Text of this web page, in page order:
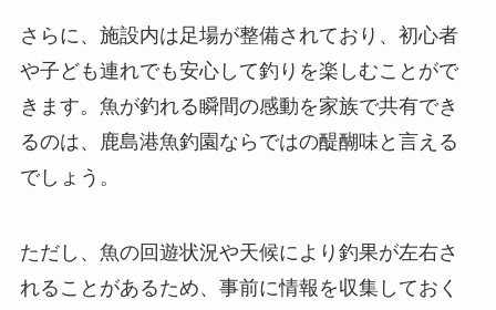
さらに、施設内は足場が整備されており、初心者
や子ども連れでも安心して釣りを楽しむことがで
きます。魚が釣れる瞬間の感動を家族で共有でき
るのは、鹿島港魚釣園ならではの醍醐味と言える
でしょう。
ただし、魚の回遊状況や天候により釣果が左右さ
れることがあるため、事前に情報を収集しておく